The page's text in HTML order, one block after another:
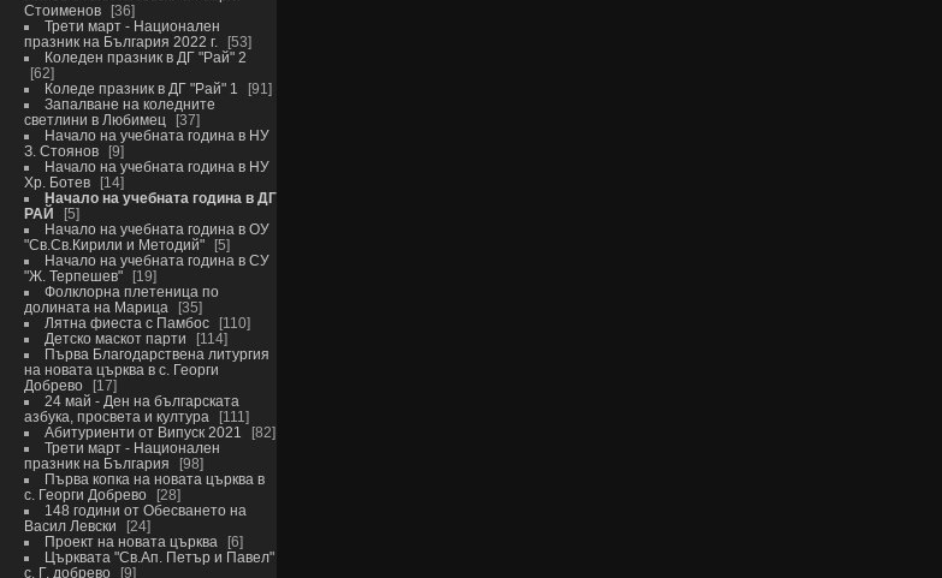
Стоименов
36
Трети март - Национален
празник на България 2022 г.
53
Коледен празник в ДГ "Рай" 2
62
Коледе празник в ДГ "Рай" 1
91
Запалване на коледните
светлини в Любимец
37
Начало на учебната година в НУ
З. Стоянов
9
Начало на учебната година в НУ
Хр. Ботев
14
Начало на учебната година в ДГ
РАЙ
5
Начало на учебната година в ОУ
"Св.Св.Кирили и Методий"
5
Начало на учебната година в СУ
"Ж. Терпешев"
19
Фолклорна плетеница по
долината на Марица
35
Лятна фиеста с Памбос
110
Детско маскот парти
114
Първа Благодарствена литургия
на новата църква в с. Георги
Добрево
17
24 май - Ден на българската
азбука, просвета и култура
111
Абитуриенти от Випуск 2021
82
Трети март - Национален
празник на България
98
Първа копка на новата църква в
с. Георги Добрево
28
148 години от Обесването на
Васил Левски
24
Проект на новата църква
6
Църквата "Св.Ап. Петър и Павел"
с. Г. добрево
9